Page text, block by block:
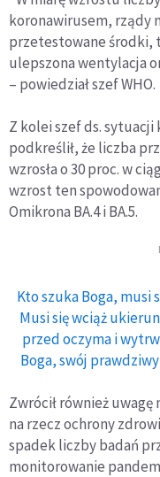
koronawirusem, rządy
przetestowane środki,
ulepszona wentylacja
– powiedział szef WHO.
Z kolei szef ds. sytuacji
podkreślił, że liczba
wzrosła o 30 proc. w
wzrost ten
Omikrona BA.4 i BA.5.
Kto szuka Boga, musi
Musi się wciąż
przed oczyma i
Boga, swój
Zwrócił również
na rzecz ochrony
spadek liczby badań
monitorowanie